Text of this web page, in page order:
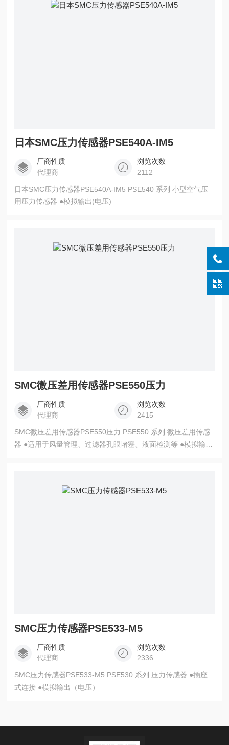
日本SMC压力传感器PSE540A-IM5
厂商性质
代理商
浏览次数
2112
日本SMC压力传感器PSE540A-IM5 PSE540 系列 小型空气压
用压力传感器 ●模拟输出(电压)
SMC微压差用传感器PSE550压力
厂商性质
代理商
浏览次数
2415
SMC微压差用传感器PSE550压力 PSE550 系列 微压差用传感
器 ●适用于风量管理、过滤器孔眼堵塞、液面检测等 ●模拟输出
SMC压力传感器PSE533-M5
厂商性质
代理商
浏览次数
2336
SMC压力传感器PSE533-M5 PSE530 系列 压力传感器 ●插座
式连接 ●模拟输出（电压）